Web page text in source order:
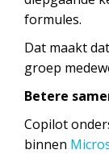
formules.
Dat maakt
groep
Betere
Copilot
binnen